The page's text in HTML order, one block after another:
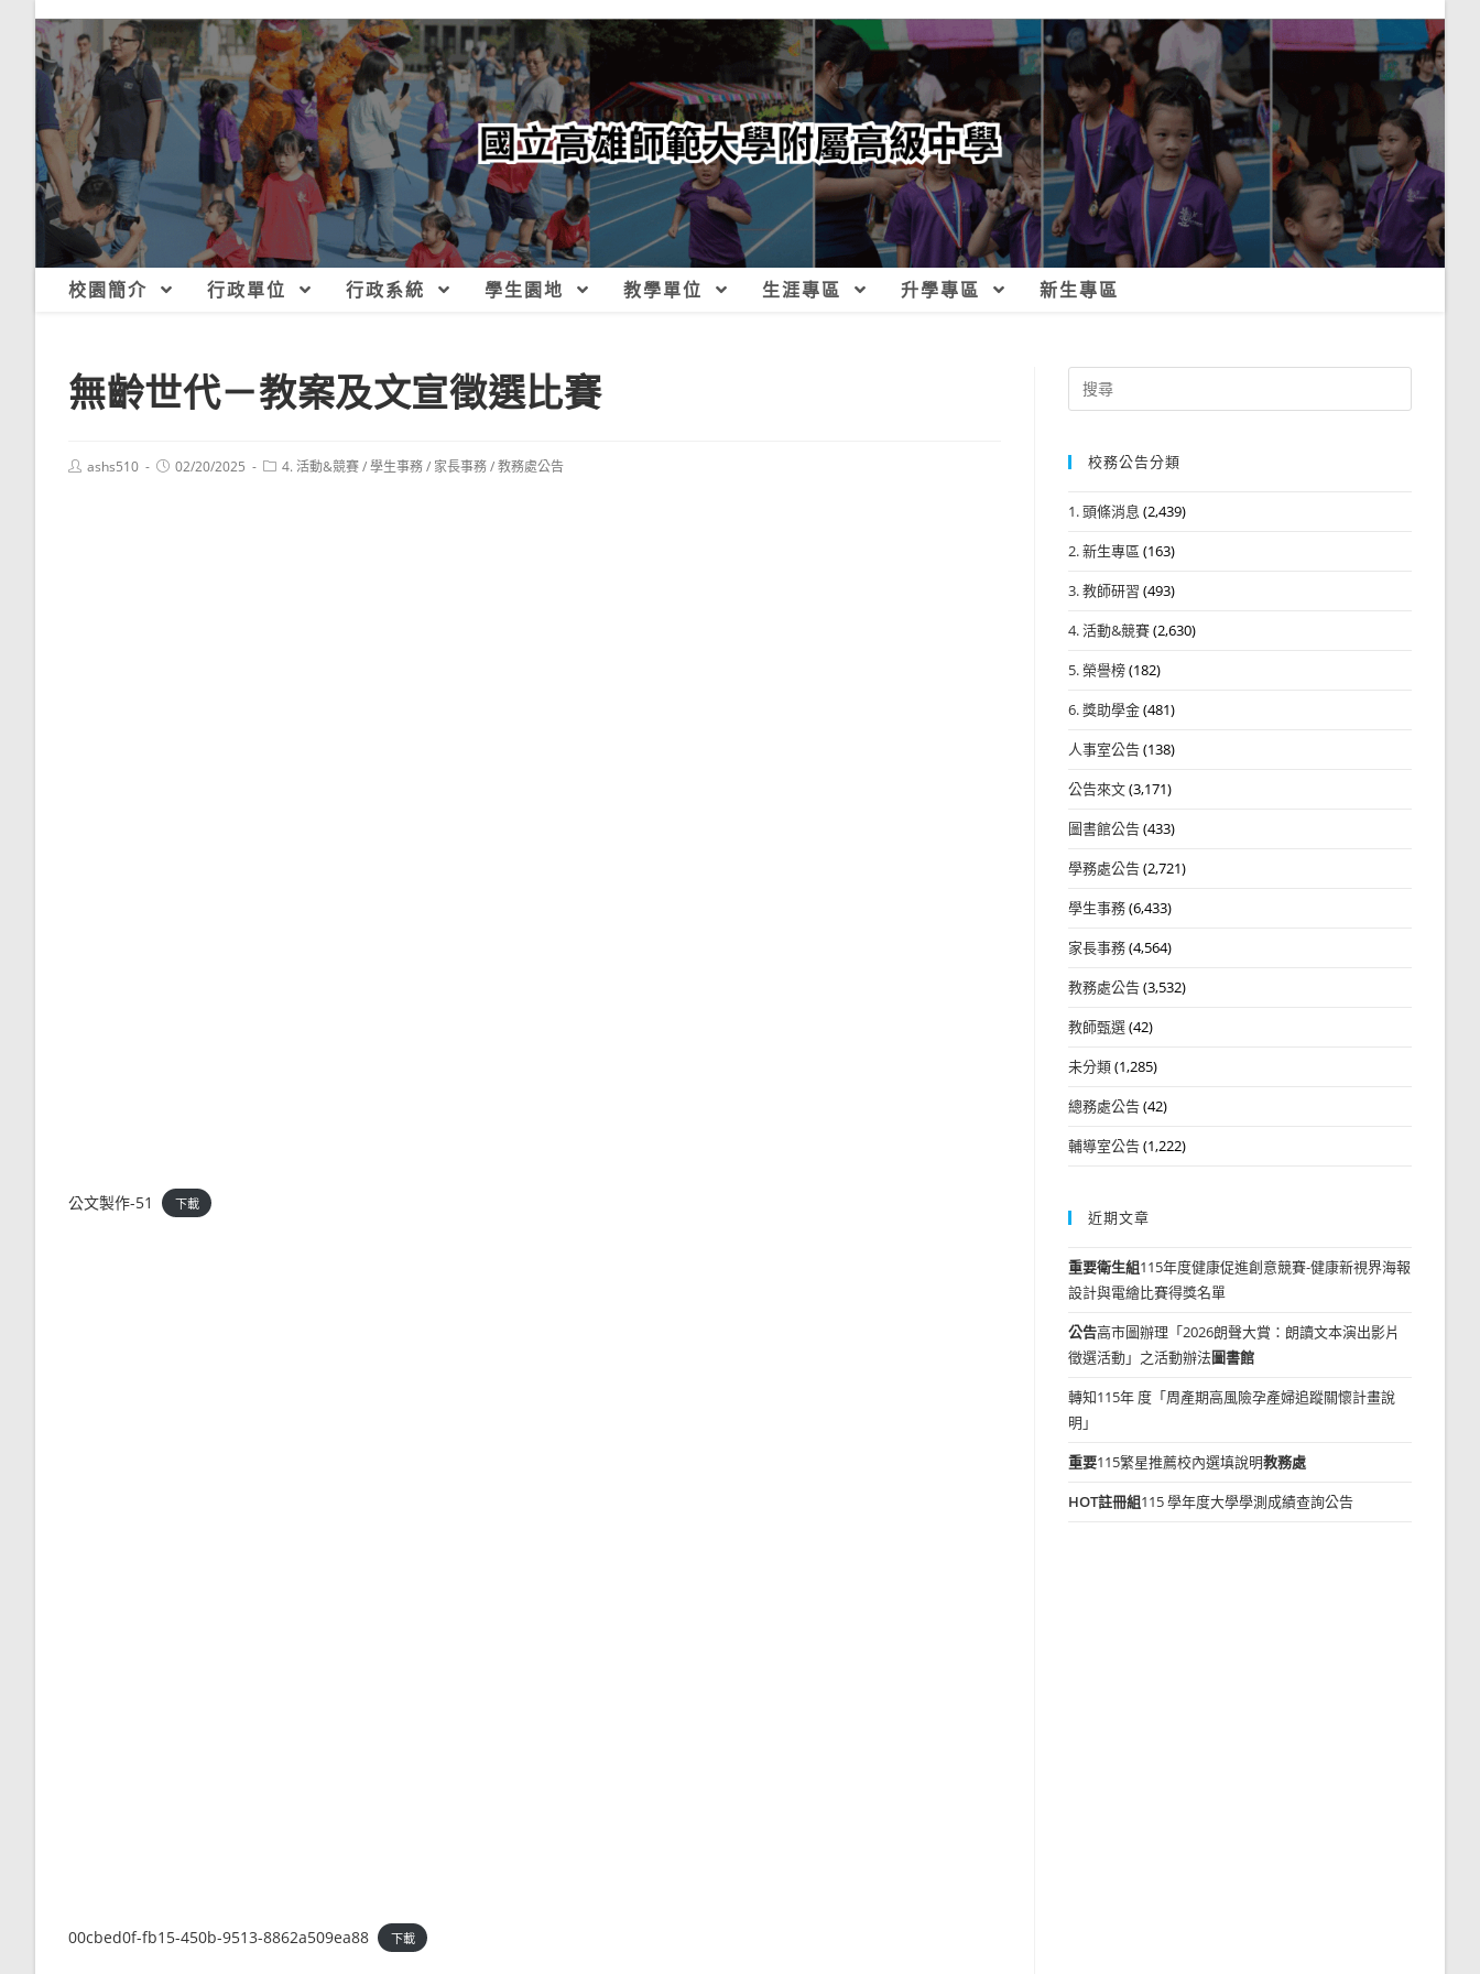
校園簡介 行政單位 行政系統 學生園地 教學單位 生涯專區 升學專區 新生專區
無齡世代－教案及文宣徵選比賽
Postashs510
Post02/20/2025
Post4. 活動&競賽/學生事務/ 家長事務/教務處公告
公文製作-51 下載
00cbed0f-fb15-450b-9513-8862a509ea88 下載
Search
for:
校務公告分類
1. 頭條消息 (2,439)
2. 新生專區 (163)
3. 教師研習 (493)
4. 活動&競賽(2,630)
5. 榮譽榜(182)
6. 獎助學金(481)
人事室公告(138)
公告來文(3,171)
圖書館公告(433)
學務處公告(2,721)
學生事務(6,433)
家長事務(4,564)
教務處公告(3,532)
教師甄選(42)
未分類(1,285)
總務處公告(42)
輔導室公告(1,222)
近期文章
重要衛生組115年度健康促進創意競賽-健康新視界海報
設計與電繪比賽得獎名單
公告高市圖辦理「2026朗聲大賞：朗讀文本演出影片
徵選活動」之活動辦法圖書館
轉知115年 度「周產期高風險孕產婦追蹤關懷計畫說
明」
重要115繁星推薦校內選填說明教務處
HOT註冊組115 學年度大學學測成績查詢公告